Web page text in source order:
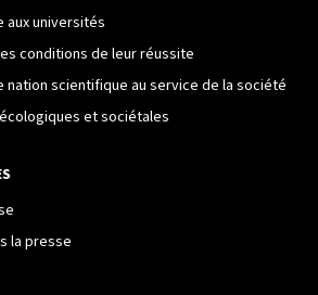
aux universités
conditions de leur réussite
nation scientifique au service de la société
et sociétales
la presse